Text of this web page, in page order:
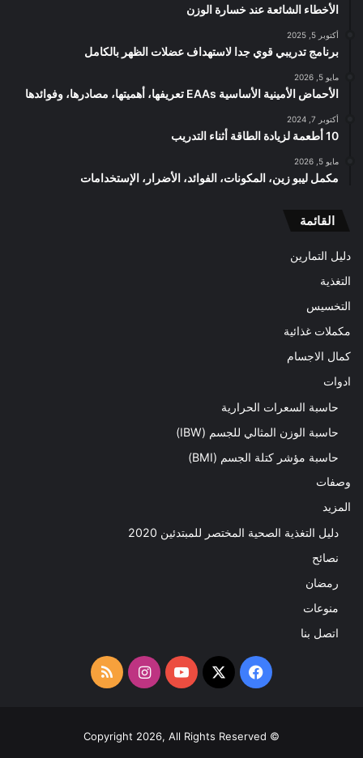
الأخطاء الشائعة عند خسارة الوزن
أكتوبر 5, 2025
برنامج تدريبي قوي جدا لاستهداف عضلات الظهر بالكامل
مايو 5, 2026
الأحماض الأمينية الأساسية EAAs تعريفها، أهميتها، مصادرها، وفوائدها
أكتوبر 7, 2024
10 أطعمة لزيادة الطاقة أثناء التدريب
مايو 5, 2026
مكمل ليبو زين، المكونات، الفوائد، الأضرار، الإستخدامات
القائمة
دليل التمارين
التغذية
التخسيس
مكملات غذائية
كمال الاجسام
ادوات
حاسبة السعرات الحرارية
حاسبة الوزن المثالي للجسم (IBW)
حاسبة مؤشر كتلة الجسم (BMI)
وصفات
المزيد
دليل التغذية الصحية المختصر للمبتدئين 2020​
نصائح
رمضان
منوعات
اتصل بنا
فيسبوك
‫X
‫YouTubeانستقرامملخص
RSS
© Copyright 2026, All Rights Reserved